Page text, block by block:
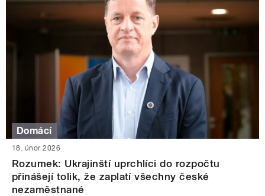
Domácí
18. únor 2026
Rozumek: Ukrajinští uprchlíci do rozpočtu
přinášejí tolik, že zaplatí všechny české
nezaměstnané